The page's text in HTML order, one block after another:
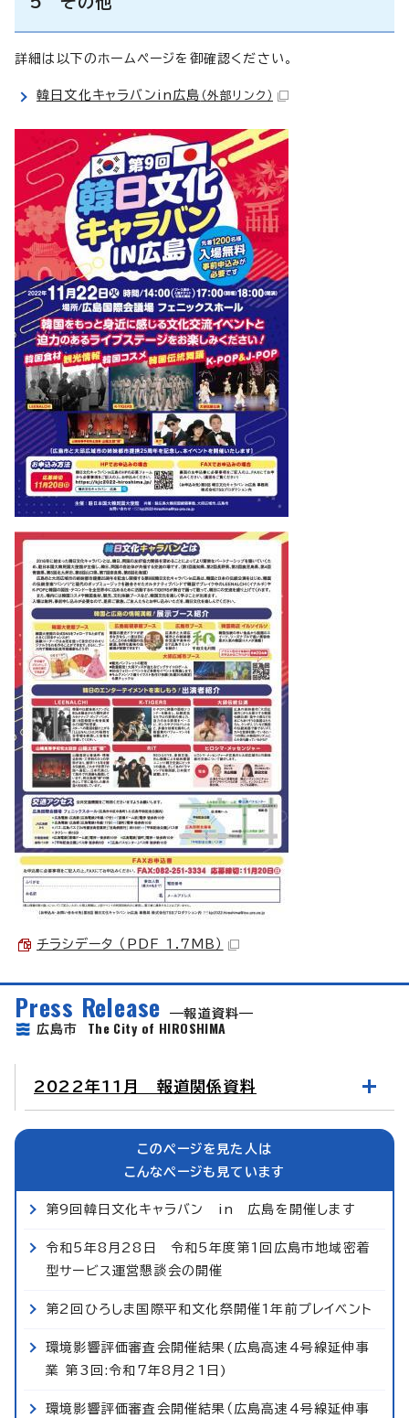
詳細は以下のホームページを御確認ください。
韓日文化キャラバンin広島 （外部リンク）
チラシデータ （PDF 1.7MB）
Press Release
報道資料
広島市 The City of HIROSHIMA
2022年11月 報道関係資料
このページを見た人は
こんなページも見ています
第9回韓日文化キャラバン in 広島を開催します
令和5年8月28日 令和5年度第1回広島市地域密着
型サービス運営懇談会の開催
第2回ひろしま国際平和文化祭開催1年前プレイベント
環境影響評価審査会開催結果(広島高速4号線延伸事
業 第3回:令和7年8月21日)
環境影響評価審査会開催結果（広島高速4号線延伸事